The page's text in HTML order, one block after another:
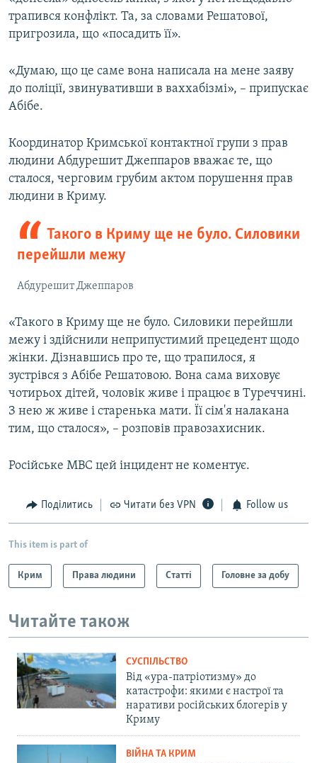
трапився конфлікт. Та, за словами Решатової,
пригрозила, що «посадить її».
«Думаю, що це саме вона написала на мене заяву
до поліції, звинувативши в ваххабізмі», – припускає
Абібе.
Координатор Кримської контактної групи з прав
людини Абдурешит Джеппаров вважає те, що
сталося, черговим грубим актом порушення прав
людини в Криму.
Такого в Криму ще не було. Силовики
перейшли межу
Абдурешит Джеппаров
«Такого в Криму ще не було. Силовики перейшли
межу і здійснили неприпустимий прецедент щодо
жінки. Дізнавшись про те, що трапилося, я
зустрівся з Абібе Решатовою. Вона сама виховує
чотирьох дітей, чоловік живе і працює в Туреччині.
З нею ж живе і старенька мати. Її сім'я налакана
тим, що сталося», – розповів правозахисник.
Російське МВС цей інцидент не коментує.
Поділитись Читати без VPN Follow us
This item is part of
Крим Права людини Статті Головне за добу
Читайте також
СУСПІЛЬСТВО
Від «ура-патріотизму» до
катастрофи: якими є настрої та
наративи російських блогерів у
Криму
ВІЙНА ТА КРИМ